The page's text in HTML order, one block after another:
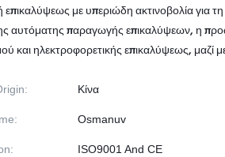
με υπεριώδη ακτινοβολία για
αυτόματης παραγωγής επικαλύψεων, η
και ηλεκτροφορετικής επικαλύψεως, μαζί
Κίνα
Osmanuv
ISO9001 And CE